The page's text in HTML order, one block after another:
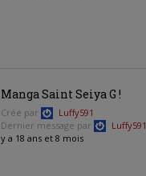
Manga Saint Seiya G !
Créé par
Luffy591
Dernier message par
Luffy591
y a 18 ans et 8 mois